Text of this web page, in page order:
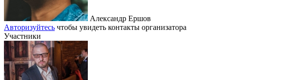
Александр Ершов
Авторизуйтесь чтобы увидеть контакты организатора
Участники